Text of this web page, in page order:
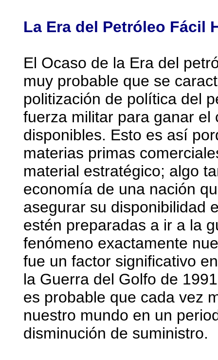
La Era del Petróleo Fácil
El Ocaso de la Era del
muy probable que se
politización de política del
fuerza militar para ganar el
disponibles. Esto es así
materias primas
material estratégico; algo
economía de una nación
asegurar su disponibilidad
estén preparadas a ir a la
fenómeno exactamente
fue un factor significativo
la Guerra del Golfo de
es probable que cada vez
nuestro mundo en un
disminución de suministro.